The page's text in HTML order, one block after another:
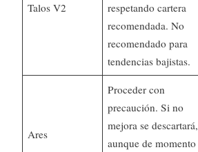
Talos V2
respetando cartera
recomendada. No
recomendado para
tendencias bajistas.
Ares
Proceder con
precaución. Si no
mejora se descartará,
aunque de momento